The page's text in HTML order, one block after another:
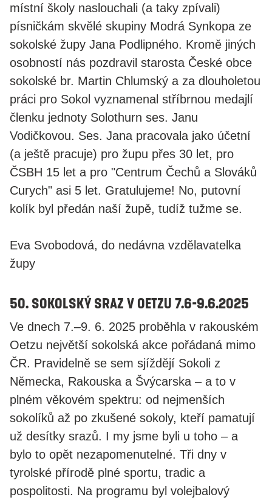
místní školy naslouchali (a taky zpívali)
písničkám skvělé skupiny Modrá Synkopa ze
sokolské župy Jana Podlipného. Kromě jiných
osobností nás pozdravil starosta České obce
sokolské br. Martin Chlumský a za dlouholetou
práci pro Sokol vyznamenal stříbrnou medajlí
členku jednoty Solothurn ses. Janu
Vodičkovou. Ses. Jana pracovala jako účetní
(a ještě pracuje) pro župu přes 30 let, pro
ČSBH 15 let a pro "Centrum Čechů a Slováků
Curych" asi 5 let. Gratulujeme! No, putovní
kolík byl předán naší župě, tudíž tužme se.
Eva Svobodová, do nedávna vzdělavatelka
župy
50. Sokolský sraz v Oetzu 7.6-9.6.2025
Ve dnech 7.–9. 6. 2025 proběhla v rakouském
Oetzu největší sokolská akce pořádaná mimo
ČR. Pravidelně se sem sjíždějí Sokoli z
Německa, Rakouska a Švýcarska – a to v
plném věkovém spektru: od nejmenších
sokolíků až po zkušené sokoly, kteří pamatují
už desítky srazů. I my jsme byli u toho – a
bylo to opět nezapomenutelné. Tři dny v
tyrolské přírodě plné sportu, tradic a
pospolitosti. Na programu byl volejbalový